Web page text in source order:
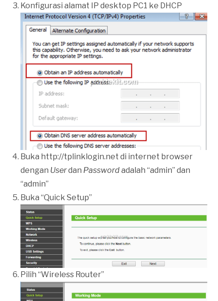
Konfigurasi alamat IP desktop PC1 ke DHCP
Buka http://tplinklogin.net di internet browser
dengan Userdan Passwordadalah “admin” dan
“admin”
Buka “Quick Setup”
Pilih “Wireless Router”